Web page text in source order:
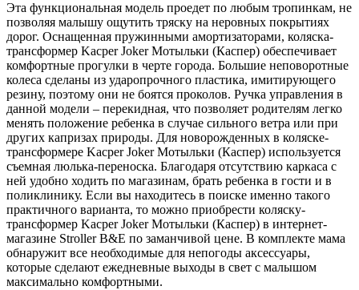
Эта функциональная модель проедет по любым тропинкам, не
позволяя малышу ощутить тряску на неровных покрытиях
дорог. Оснащенная пружинными амортизаторами, коляска-
трансформер Kacper Joker Мотыльки (Каспер) обеспечивает
комфортные прогулки в черте города. Большие неповоротные
колеса сделаны из ударопрочного пластика, имитирующего
резину, поэтому они не боятся проколов. Ручка управления в
данной модели – перекидная, что позволяет родителям легко
менять положение ребенка в случае сильного ветра или при
других капризах природы. Для новорожденных в коляске-
трансформере Kacper Joker Мотыльки (Каспер) используется
съемная люлька-переноска. Благодаря отсутствию каркаса с
ней удобно ходить по магазинам, брать ребенка в гости и в
поликлинику. Если вы находитесь в поиске именно такого
практичного варианта, то можно приобрести коляску-
трансформер Kacper Joker Мотыльки (Каспер) в интернет-
магазине Stroller B&E по заманчивой цене. В комплекте мама
обнаружит все необходимые для непогоды аксессуары,
которые сделают ежедневные выходы в свет с малышом
максимально комфортными.